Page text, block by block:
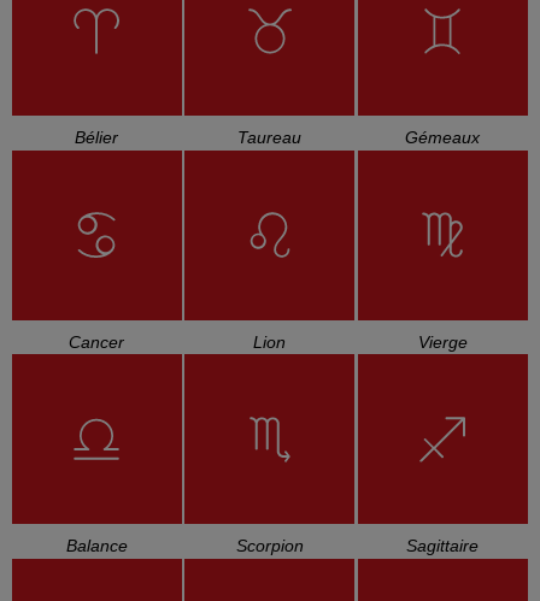
Bélier Taureau Gémeaux
Cancer Lion Vierge
Balance Scorpion Sagittaire